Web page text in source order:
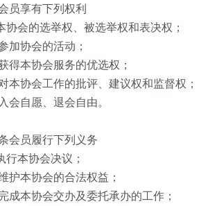
享有下列权利
会的选举权、被选举权和表决权；
协会的活动；
本协会服务的优选权；
协会工作的批评、建议权和监督权；
自愿、退会自由。
员履行下列义务
本协会决议；
本协会的合法权益；
本协会交办及委托承办的工作；